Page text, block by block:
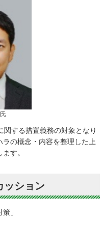
する措置義務の対象となり
ラの概念・内容を整理した上
す。
ッション
」